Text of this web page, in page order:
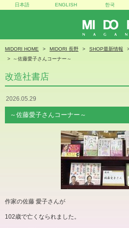
MIDORI
日本語 ENGLISH 한국
MIDORI HOME MIDORI 長野 SHOP最新情報
～佐藤愛子さんコーナー～
改造社書店
2026.05.29
～佐藤愛子さんコーナー～
作家の佐藤 愛子さんが
102歳で亡くなられました。